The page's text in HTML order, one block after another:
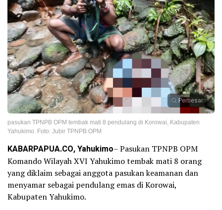
Perbesar
pasukan TPNPB OPM tembak mati 8 pendulang di Korowai, Kabupaten
Yahukimo. Foto: Jubir TPNPB OPM
KABARPAPUA.CO, Yahukimo– Pasukan TPNPB OPM
Komando Wilayah XVI Yahukimo tembak mati 8 orang
yang diklaim sebagai anggota pasukan keamanan dan
menyamar sebagai pendulang emas di Korowai,
Kabupaten Yahukimo.